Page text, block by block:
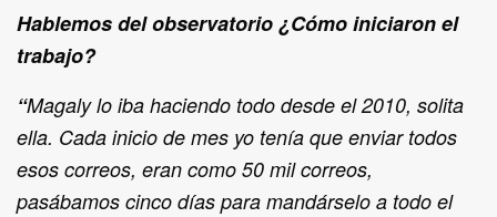
Hablemos del observatorio ¿Cómo iniciaron el
trabajo?
“Magaly lo iba haciendo todo desde el 2010, solita
ella. Cada inicio de mes yo tenía que enviar todos
esos correos, eran como 50 mil correos,
pasábamos cinco días para mandárselo a todo el